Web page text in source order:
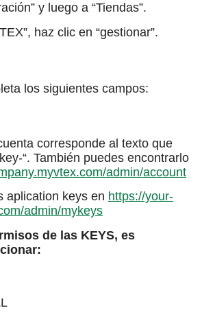
y luego a “Tiendas”.
haz clic en “gestionar”.
los siguientes campos:
corresponde al texto que
“. También puedes encontrarlo
admin/account
aplication keys en https://your-
admin/mykeys
de las KEYS, es